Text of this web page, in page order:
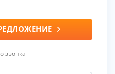
звонка